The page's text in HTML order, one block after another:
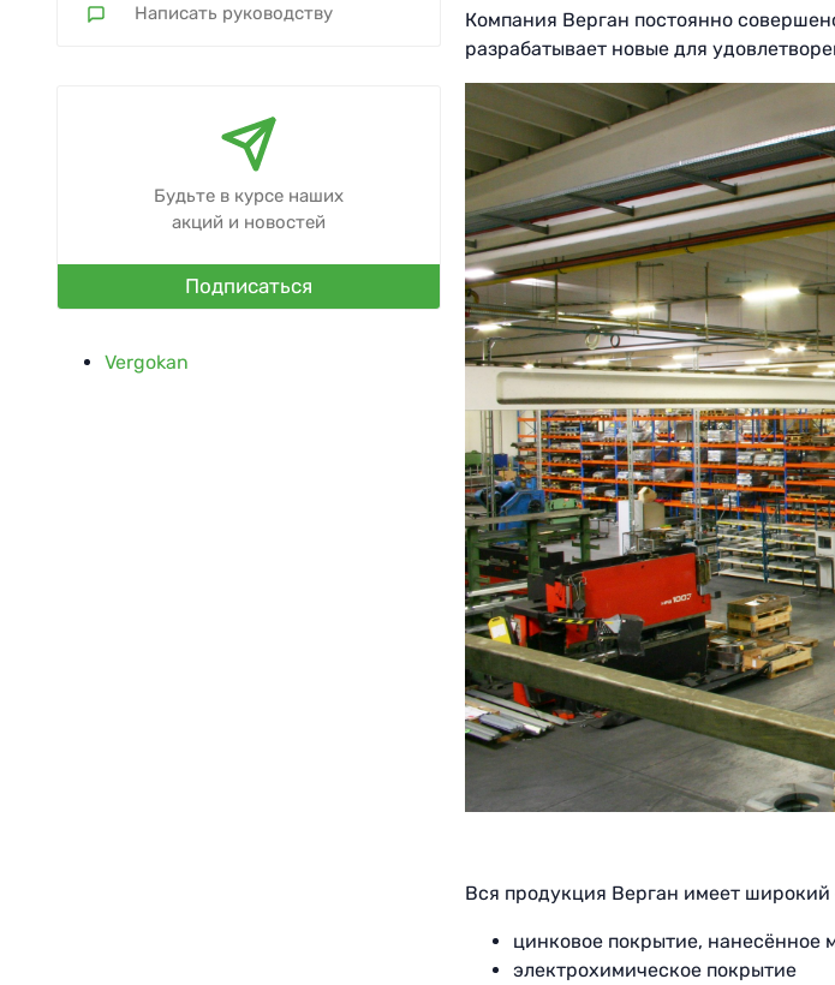
Написать руководству
Будьте в курсе наших
акций и новостей
Подписаться
Vergokan
Компания Верган постоянно
разрабатывает новые для
Вся продукция Верган имеет
цинковое покрытие, нанесённое
электрохимическое покрытие